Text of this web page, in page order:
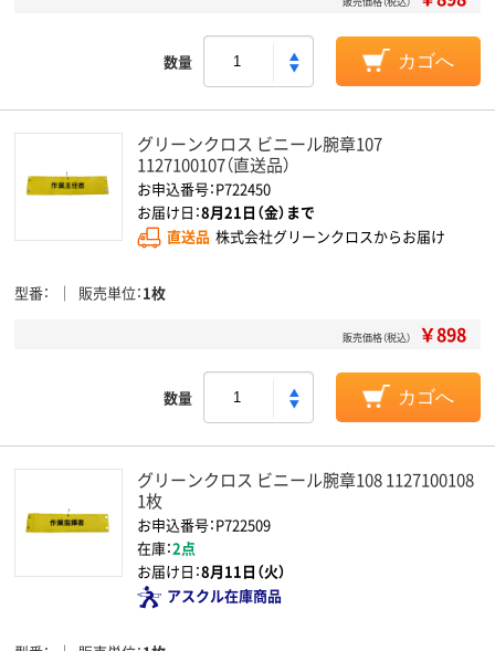
数量 カゴへ
グリーンクロス ビニール腕章107
1127100107（直送品）
お申込番号：P722450
お届け日：8月21日（金）まで
直送品 株式会社グリーンクロスからお届け
型番 販売単位 1枚
販売価格（税込） ￥898
数量 カゴへ
グリーンクロス ビニール腕章108 1127100108
1枚
お申込番号：P722509
在庫：2点
お届け日：8月11日（火）
アスクル在庫商品